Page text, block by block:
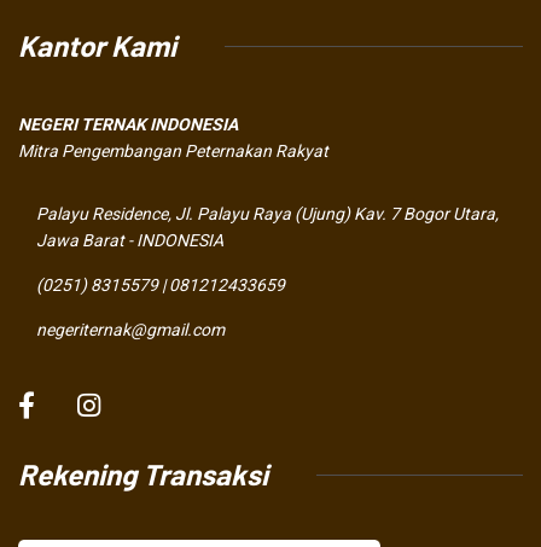
Kantor Kami
NEGERI TERNAK INDONESIA
Mitra Pengembangan Peternakan Rakyat
Palayu Residence, Jl. Palayu Raya (Ujung) Kav. 7 Bogor Utara,
Jawa Barat - INDONESIA
(0251) 8315579 | 081212433659
negeriternak@gmail.com
Rekening Transaksi